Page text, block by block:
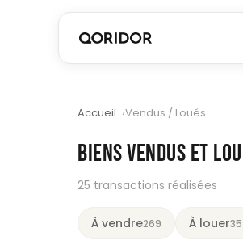
Accueil Vendus / Loués
BIENS VENDUS ET
25 transactions réalisées
À vendre269 À louer35